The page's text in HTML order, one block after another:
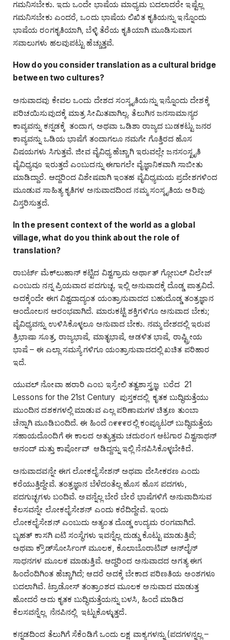
ಗಮನಿಸಬೇಕು. ಇದು ಒಂದೇ ಭಾಷೆಯ ಮಾಧ್ಯಮ ಬದಲಾದರೇ ಇಷ್ಟೆಲ್ಲ
ಗಮನಿಸಬೇಕು ಎಂದರೆ, ಒಂದು ಭಾಷೆಯ ಲಿಖಿತ ಕೃತಿಯನ್ನು ಇನ್ನೊಂದು
ಭಾಷೆಯ ರಂಗಕೃತಿಯಾಗಿ, ಬೆಳ್ಳಿ ತೆರೆಯ ಕೃತಿಯಾಗಿ ಮೂಡಿಸುವಾಗ
ಸವಾಲುಗಳು ಹಲವುಪಟ್ಟು ಹೆಚ್ಚುತ್ತವೆ.
How do you consider translation as a cultural bridge
between two cultures?
ಅನುವಾದವು ಕೇವಲ ಒಂದು ದೇಶದ ಸಂಸ್ಕೃತಿಯನ್ನು ಇನ್ನೊಂದು ದೇಶಕ್ಕೆ
ಪರಿಚಯಿಸುವುದಕ್ಕೆ ಮಾತ್ರ ಸೀಮಿತವಾಗಿಲ್ಲ. ತೆಲುಗಿನ ಜನಸಾಮಾನ್ಯರ
ಕಾವ್ಯವನ್ನು ಕನ್ನಡಕ್ಕೆ ತಂದಾಗ, ಅಥವಾ ಒಡಿಶಾ ರಾಜ್ಯದ ಬುಡಕಟ್ಟು ಜನರ
ಕಾವ್ಯವನ್ನು ಒಡಿಯ ಭಾಷೆಗೆ ತಂದಾಗಲೂ ನಮಗೇ ಗೊತ್ತಿರದ ಹೊಸ
ವಿಷಯಗಳು ಸಿಗುತ್ತವೆ. ಜೀವ ವೈವಿಧ್ಯ ಹೆಚ್ಚಾಗಿ ಇರುವಲ್ಲೇ ಜನಸಂಸ್ಖೃತಿ
ವೈವಿಧ್ಯವೂ ಇರುತ್ತದೆ ಎಂಬುದನ್ನು ಈಗಾಗಲೇ ವೈಜ್ಞಾನಿಕವಾಗಿ ಸಾಬೀತು
ಮಾಡಿದ್ದಾರೆ. ಆದ್ದರಿಂದ ವಿಶೇಷವಾಗಿ ಇಂತಹ ವೈವಿಧ್ಯಮಯ ಪ್ರದೇಶಗಳಿಂದ
ಮೂಡುವ ಸಾಹಿತ್ಯ ಕೃತಿಗಳ ಅನುವಾದದಿಂದ ನಮ್ಮ ಸಂಸ್ಕೃತಿಯ ಅರಿವು
ವಿಸ್ತರಿಸುತ್ತದೆ.
In the present context of the world as a global
village, what do you think about the role of
translation?
ರಾಬರ್ಟ್‌ ಮೆಕ್‌ಲುಹಾನ್‌ ಕಟ್ಟಿದ ವಿಶ್ವಗ್ರಾಮ ಅರ್ಥಾತ್‌ ಗ್ಲೋಬಲ್‌ ವಿಲೇಜ್‌
ಎಂಬುದು ನನ್ನ ಪ್ರಿಯವಾದ ಪದಗುಚ್ಛ. ಇಲ್ಲಿ ಅನುವಾದಕ್ಕೆ ದೊಡ್ಡ ಪಾತ್ರವಿದೆ.
ಅದಕ್ಕೆಂದೇ ಈಗ ವಿಶ್ವದಾದ್ಯಂತ ಯಂತ್ರಾನುವಾದದ ಬಹುದೊಡ್ಡ ತಂತ್ರಜ್ಞಾನ
ಆಂದೋಲನ ಆರಂಭವಾಗಿದೆ. ಮಾರುಕಟ್ಟೆ ಶಕ್ತಿಗಳಿಗೂ ಅನುವಾದ ಬೇಕು;
ವೈವಿಧ್ಯವನ್ನು ಉಳಿಸಿಕೊಳ್ಳಲೂ ಅನುವಾದ ಬೇಕು. ನಮ್ಮ ದೇಶದಲ್ಲಿ ಇರುವ
ತ್ರಿಭಾಷಾ ಸೂತ್ರ, ರಾಜ್ಯಭಾಷೆ, ಮಾತೃಭಾಷೆ, ಆಡಳಿತ ಭಾಷೆ, ರಾಷ್ಟ್ರೀಯ
ಭಾಷೆ – ಈ ಎಲ್ಲಾ ಸಮಸ್ಯೆಗಳಿಗೂ ಯಂತ್ರಾನುವಾದದಲ್ಲಿ ಖಚಿತ ಪರಿಹಾರ
ಇದೆ.
ಯುವಲ್‌ ನೋವಾ ಹರಾರಿ ಎಂಬ ಇಸ್ರೇಲಿ ತತ್ವಶಾಸ್ತ್ರಜ್ಞ ಬರೆದ 21
Lessons for the 21st Century ಪುಸ್ತಕದಲ್ಲಿ ಕೃತಕ ಬುದ್ಧಿಮತ್ತೆಯು
ಮುಂದಿನ ದಶಕಗಳಲ್ಲಿ ಮಾಡುವ ಎಲ್ಲ ಪರಿಣಾಮಗಳ ಚಿತ್ರಣ ತುಂಬಾ
ಚೆನ್ನಾಗಿ ಮೂಡಿಬಂದಿದೆ. ಈ ಹಿಂದೆ ೧೯೯೯ರಲ್ಲಿ ಕಂಪ್ಯೂಟರ್‌ ಬುದ್ಧಿಮತ್ತೆಯ
ಸಹಾಯದೊಂದಿಗೆ ಈ ಕಾಲದ ಅತ್ಯುತ್ತಮ ಚದುರಂಗ ಆಟಗಾರ ವಿಶ್ವನಾಥನ್‌
ಆನಂದ್‌ ಮತ್ತು ಕಾರ್ಪೋವ್‌ ಆಡಿದ್ದನ್ನು ಇಲ್ಲಿ ನೆನಪಿಸಿಕೊಳ್ಳಬೇಕಿದೆ.
ಅನುವಾದವನ್ನೇ ಈಗ ಲೋಕಲೈಸೇಶನ್‌ ಅಥವಾ ದೇಸೀಕರಣ ಎಂದು
ಕರೆಯುತ್ತಿದ್ದೇವೆ. ತಂತ್ರಜ್ಞಾನ ಬೆಳೆದಂತೆಲ್ಲ ಹೊಸ ಹೊಸ ಪದಗಳು,
ಪದಗುಚ್ಛಗಳು ಬಂದಿವೆ. ಅವನ್ನೆಲ್ಲ ಬೇರೆ ಬೇರೆ ಭಾಷೆಗಳಿಗೆ ಅನುವಾದಿಸುವ
ಕೆಲಸವನ್ನೇ ಲೋಕಲೈಸೇಶನ್‌ ಎಂದು ಕರೆದಿದ್ದೇವೆ. ಇಂದು
ಲೋಕಲೈಸೇಶನ್‌ ಎಂಬುದು ಅತ್ಯಂತ ದೊಡ್ಡ ಉದ್ಯಮ ರಂಗವಾಗಿದೆ.
ಬೃಹತ್‌ ಕಾಸಗಿ ಐಟಿ ಸಂಸ್ಥೆಗಳು ಇವನ್ನೆಲ್ಲ ದುಡ್ಡು ಕೊಟ್ಟು ಮಾಡುತ್ತಿವೆ;
ಅಥವಾ ಕ್ರೌಡ್‌ಸೋರ್ಸಿಂಗ್‌ ಮೂಲಕ, ಕೊಲಾಬೊರಾಟಿವ್‌ ಆನ್‌ಲೈನ್‌
ಸಾಧನಗಳ ಮೂಲಕ ಮಾಡುತ್ತಿವೆ. ಆದ್ದರಿಂದ ಅನುವಾದದ ಅಗತ್ಯ ಈಗ
ಹಿಂದೆಂದಿಗಿಂತ ಹೆಚ್ಚಾಗಿದೆ; ಆದರೆ ಅದಕ್ಕೆ ಬೇಕಾದ ಪರಿಣತಿಯ ಅಂಶಗಳೂ
ಬದಲಾಗಿವೆ. ಟ್ರಾಡೋಸ್‌ ತಂತ್ರಾಂಶದ ಮೂಲಕ ಅನುವಾದ ಮಾಡುತ್ತ
ಹೋದರೆ ಅದು ಕೃತಕ ಬುದ್ಧಿಮತ್ತೆಯನ್ನು ಬಳಸಿ, ಹಿಂದೆ ಮಾಡಿದ
ಕೆಲಸವನ್ನೆಲ್ಲ ನೆನಪಿನಲ್ಲಿ ಇಟ್ಟುಕೊಳ್ಳುತ್ತದೆ.
ಕನ್ನಡದಿಂದ ತೆಲುಗಿಗೆ ಸೆಕೆಂಡಿಗೆ ಒಂದು ಲಕ್ಷ ವಾಕ್ಯಗಳನ್ನು (ಪದಗಳನ್ನಲ್ಲ –